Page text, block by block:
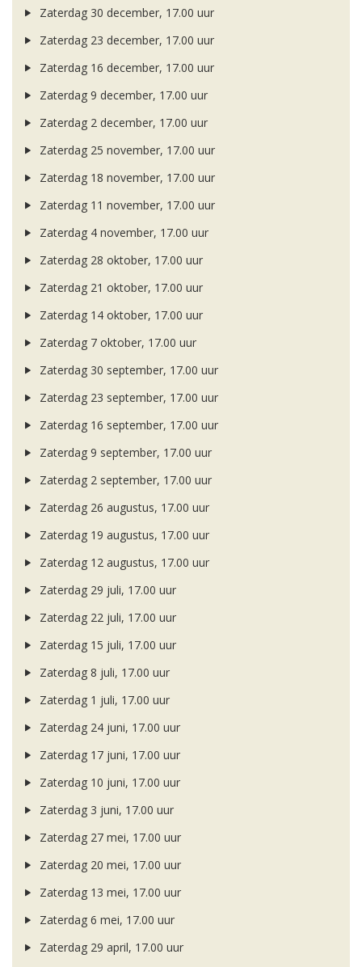
Zaterdag 30 december, 17.00 uur
Zaterdag 23 december, 17.00 uur
Zaterdag 16 december, 17.00 uur
Zaterdag 9 december, 17.00 uur
Zaterdag 2 december, 17.00 uur
Zaterdag 25 november, 17.00 uur
Zaterdag 18 november, 17.00 uur
Zaterdag 11 november, 17.00 uur
Zaterdag 4 november, 17.00 uur
Zaterdag 28 oktober, 17.00 uur
Zaterdag 21 oktober, 17.00 uur
Zaterdag 14 oktober, 17.00 uur
Zaterdag 7 oktober, 17.00 uur
Zaterdag 30 september, 17.00 uur
Zaterdag 23 september, 17.00 uur
Zaterdag 16 september, 17.00 uur
Zaterdag 9 september, 17.00 uur
Zaterdag 2 september, 17.00 uur
Zaterdag 26 augustus, 17.00 uur
Zaterdag 19 augustus, 17.00 uur
Zaterdag 12 augustus, 17.00 uur
Zaterdag 29 juli, 17.00 uur
Zaterdag 22 juli, 17.00 uur
Zaterdag 15 juli, 17.00 uur
Zaterdag 8 juli, 17.00 uur
Zaterdag 1 juli, 17.00 uur
Zaterdag 24 juni, 17.00 uur
Zaterdag 17 juni, 17.00 uur
Zaterdag 10 juni, 17.00 uur
Zaterdag 3 juni, 17.00 uur
Zaterdag 27 mei, 17.00 uur
Zaterdag 20 mei, 17.00 uur
Zaterdag 13 mei, 17.00 uur
Zaterdag 6 mei, 17.00 uur
Zaterdag 29 april, 17.00 uur